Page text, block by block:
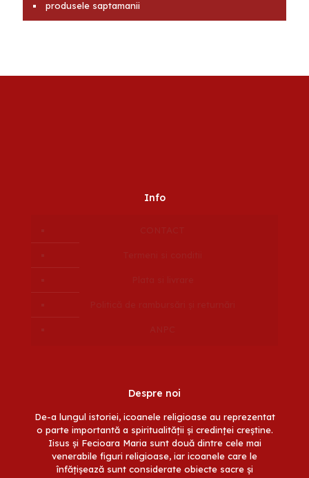
produsele saptamanii
Info
Despre noi
De-a lungul istoriei, icoanele religioase au reprezentat
o parte importantă a spiritualității și credinței creștine.
Iisus și Fecioara Maria sunt două dintre cele mai
venerabile figuri religioase, iar icoanele care le
înfățișează sunt considerate obiecte sacre și